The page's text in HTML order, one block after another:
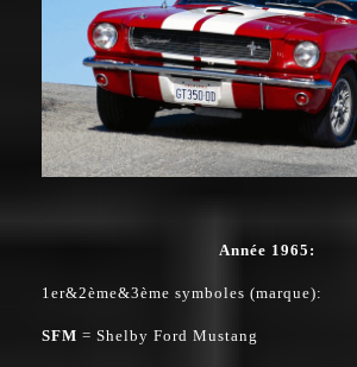
Année 1965:
1er&2ème&3ème symboles (marque):
SFM = Shelby Ford Mustang